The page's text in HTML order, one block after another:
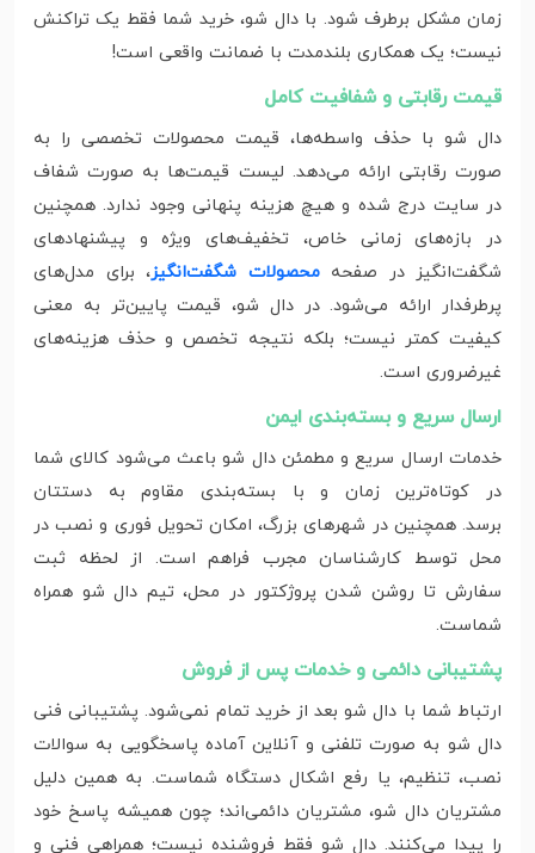
زمان مشکل برطرف شود. با دال شو، خرید شما فقط یک تراکنش
نیست؛ یک همکاری بلندمدت با ضمانت واقعی است!
قیمت رقابتی و شفافیت کامل
دال شو با حذف واسطه‌ها، قیمت محصولات تخصصی را به‌
صورت رقابتی ارائه می‌دهد. لیست قیمت‌ها به‌ صورت شفاف
در سایت درج شده و هیچ هزینه پنهانی وجود ندارد. همچنین
در بازه‌های زمانی خاص، تخفیف‌های ویژه و پیشنهادهای
شگفت‌انگیز در صفحهمحصولات شگفت‌انگیز، برای مدل‌های
پرطرفدار ارائه می‌شود. در دال شو، قیمت پایین‌تر به معنی
کیفیت کمتر نیست؛ بلکه نتیجه‌ تخصص و حذف هزینه‌های
غیرضروری است.
ارسال سریع و بسته‌بندی ایمن
خدمات ارسال سریع و مطمئن دال شو باعث می‌شود کالای شما
در کوتاه‌ترین زمان و با بسته‌بندی مقاوم به دستتان
برسد. همچنین در شهرهای بزرگ، امکان تحویل فوری و نصب در
محل توسط کارشناسان مجرب فراهم است. از لحظه ثبت
سفارش تا روشن شدن پروژکتور در محل، تیم دال شو همراه
شماست.
پشتیبانی دائمی و خدمات پس از فروش
ارتباط شما با دال شو بعد از خرید تمام نمی‌شود. پشتیبانی فنی
دال شو به‌ صورت تلفنی و آنلاین آماده پاسخگویی به سوالات
نصب، تنظیم، یا رفع اشکال دستگاه شماست. به همین دلیل
مشتریان دال شو، مشتریان دائمی‌اند؛ چون همیشه پاسخ خود
را پیدا می‌کنند. دال شو فقط فروشنده نیست؛ همراهی فنی و